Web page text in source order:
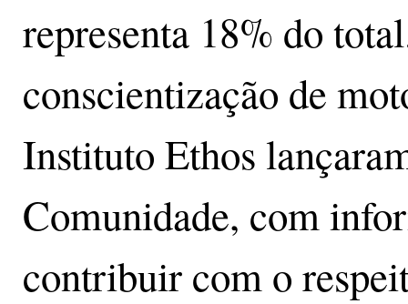
representa 18% do
conscientização de
Instituto Ethos
Comunidade, com
contribuir com o